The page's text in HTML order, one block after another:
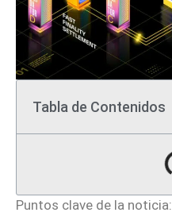
Tabla de Contenidos
Puntos clave de la noticia: